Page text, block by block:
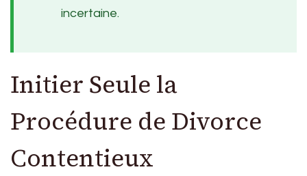
incertaine.
Initier Seule la
Procédure de Divorce
Contentieux